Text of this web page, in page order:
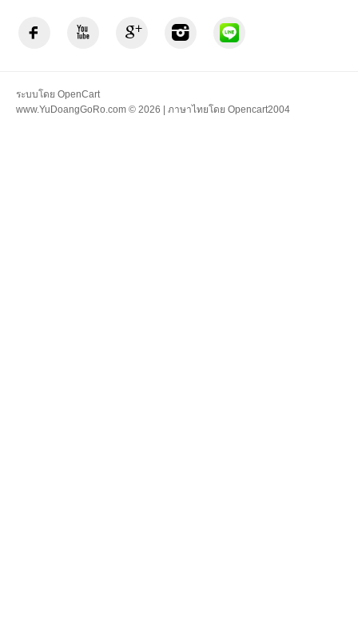
ระบบโดย OpenCart
www.YuDoangGoRo.com © 2026 | ภาษาไทยโดย Opencart2004